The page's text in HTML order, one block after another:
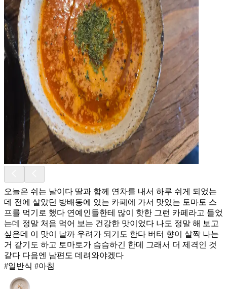
오늘은 쉬는 날이다 딸과 함께 연차를 내서 하루 쉬게 되었는
데 전에 살았던 방배동에 있는 카페에 가서 맛있는 토마토 스
프를 먹기로 했다 연예인들한테 많이 핫한 그런 카페라고 들었
는데 정말 처음 먹어 보는 건강한 맛이었다 나도 정말 해 보고
싶은데 이 맛이 날까 우려가 되기도 한다 버터 향이 살짝 나는
거 같기도 하고 토마토가 슴슴하긴 한데 그래서 더 제격인 것
같다 다음엔 남편도 데려와야겠다
#일반식 #아침